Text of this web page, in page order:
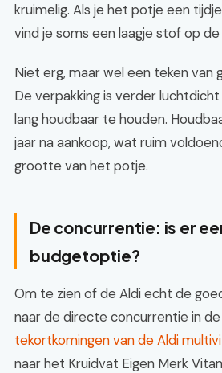
kruimelig. Als je het potje een
vind je soms een laagje stof op
Niet erg, maar wel een teken van
De verpakking is verder
lang houdbaar te houden.
jaar na aankoop, wat ruim
grootte van het potje.
De concurrentie: is er
budgetoptie?
Om te zien of de Aldi echt de
naar de directe concurrentie in
tekortkomingen van de Aldi
naar het Kruidvat Eigen Merk